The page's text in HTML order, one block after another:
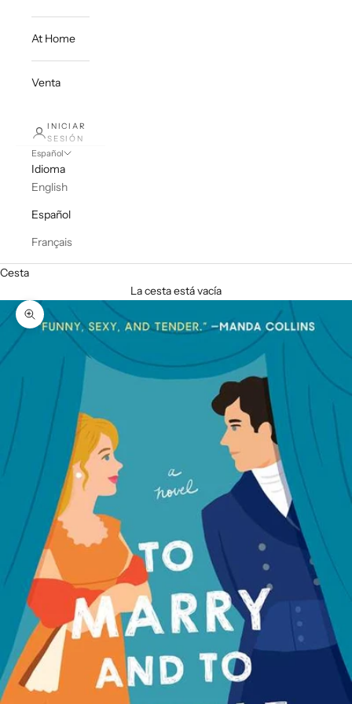
At Home
Venta
INICIAR
SESIÓN
Español
Idioma
English
Español
Français
Cesta
La cesta está vacía
Zoom